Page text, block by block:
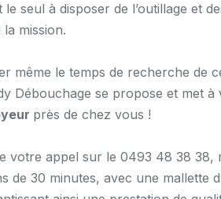
seul à disposer de l’outillage et
la mission.
même le temps de recherche de
Débouchage se propose et met
près de chez vous !
votre appel sur le 0493 48 38
de 30 minutes, avec une mallette